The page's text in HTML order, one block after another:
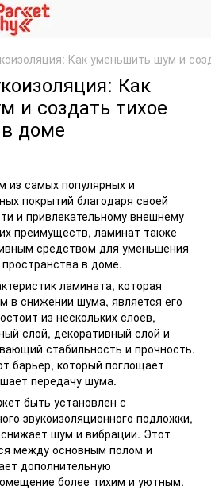
Как уменьшить шум и
Как
и создать тихое
доме
из самых популярных и
покрытий благодаря своей
и привлекательному внешнему
преимуществ, ламинат также
средством для уменьшения
в доме.
ламината, которая
в снижении шума, является его
из нескольких слоев,
слой, декоративный слой и
стабильность и прочность.
барьер, который поглощает
передачу шума.
быть установлен с
звукоизоляционного подложки,
шум и вибрации. Этот
между основным полом и
дополнительную
более тихим и уютным.